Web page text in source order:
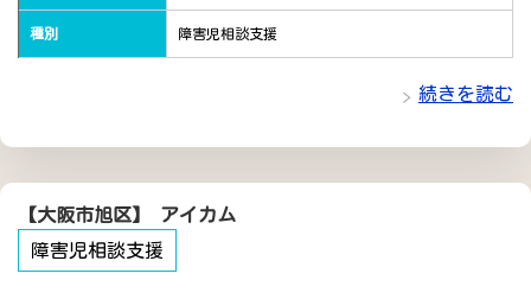
種別 障害児相談支援
続きを読む
【大阪市旭区】 アイカム
障害児相談支援